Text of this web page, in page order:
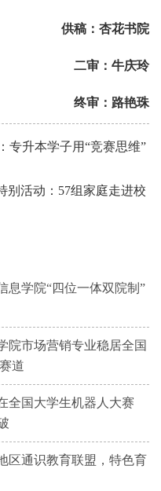
供稿：杏花书院
二审：牛庆玲
终审：路艳珠
专升本学子用“竞赛思维”
别活动：57组家庭走进校
息学院“四位一体双院制”
院市场营销专业稳居全国
道
全国大学生机器人大赛
区通识教育联盟，特色育